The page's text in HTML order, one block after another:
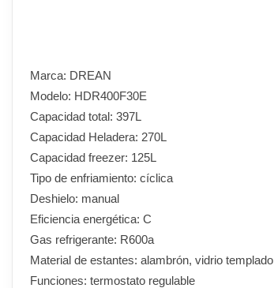
Marca: DREAN
Modelo: HDR400F30E
Capacidad total: 397L
Capacidad Heladera: 270L
Capacidad freezer: 125L
Tipo de enfriamiento: cíclica
Deshielo: manual
Eficiencia energética: C
Gas refrigerante: R600a
Material de estantes: alambrón, vidrio templado
Funciones: termostato regulable